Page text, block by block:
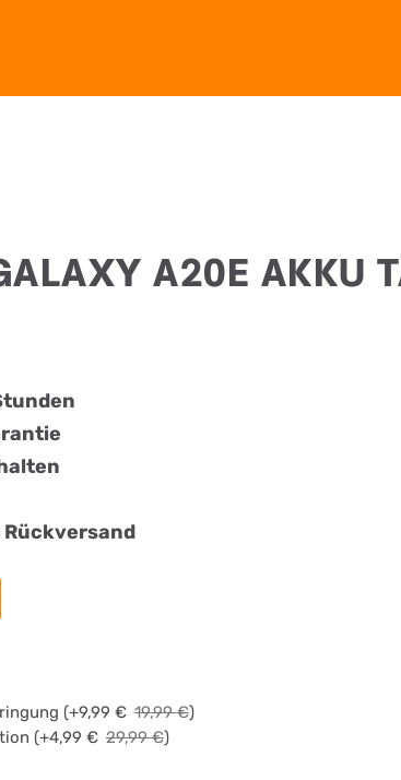
A20E AKKU
Rückversand
(+9,99 € 19,99€)
(+4,99 € 29,99€)